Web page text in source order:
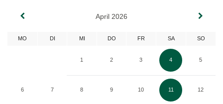
April 2026
MO DI MI DO FR SA SO
1 2 3 4 5
6 7 8 9 10 11 12